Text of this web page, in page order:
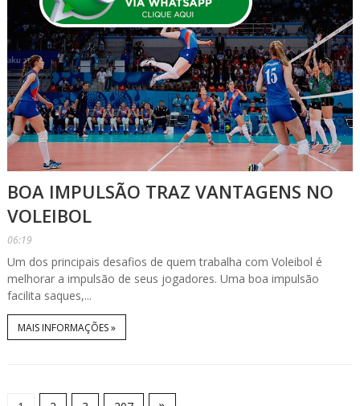
BOA IMPULSÃO TRAZ VANTAGENS NO
VOLEIBOL
06:19
Um dos principais desafios de quem trabalha com Voleibol é
melhorar a impulsão de seus jogadores. Uma boa impulsão
facilita saques,...
MAIS INFORMAÇÕES »